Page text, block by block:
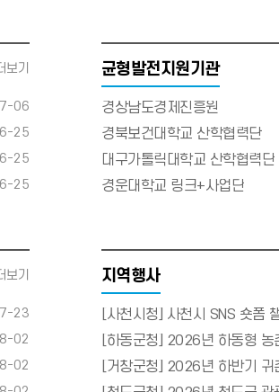
보기
06
25
25
25
균형발전지원기관
경상남도경제진흥원
경북보건대학교 산학협력단
대구가톨릭대학교 산학협력단
경운대학교 링크+사업단
보기
23
02
02
지역행사
[사천시청] 사천시 SNS 숏폼
[하동군청] 2026년 하동형 농
[거창군청] 2026년 하반기